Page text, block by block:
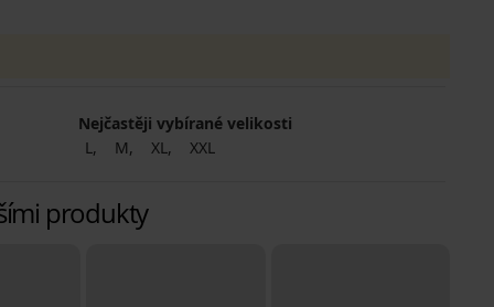
Nejčastěji vybírané velikosti
L
M XL XXL
produkty